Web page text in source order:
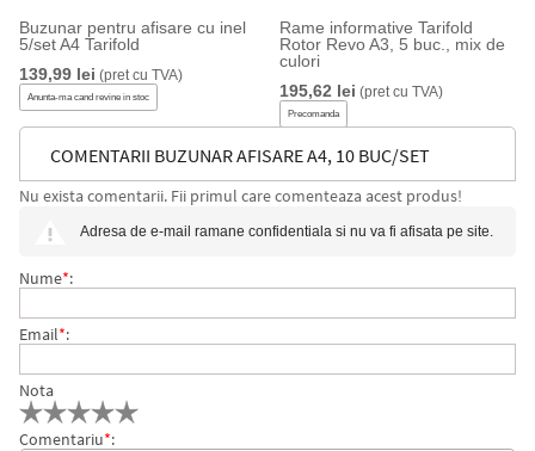
Buzunar pentru afisare cu inel
5/set A4 Tarifold
139,99 lei (pret cu TVA)
Anunta-ma cand revine in stoc
Rame informative Tarifold
Rotor Revo A3, 5 buc., mix de
culori
195,62 lei (pret cu TVA)
Precomanda
COMENTARII BUZUNAR AFISARE A4, 10 BUC/SET
Nu exista comentarii. Fii primul care comenteaza acest produs!
Adresa de e-mail ramane confidentiala si nu va fi afisata pe site.
Nume*:
Email*:
Nota
Comentariu*: